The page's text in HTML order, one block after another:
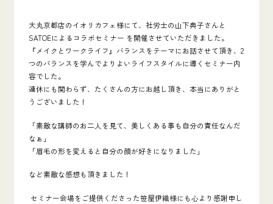
大丸京都店のイオリカフェ様にて、社労士の山下典子さんと
SATOEによるコラボセミナー を開催させていただきました。
『メイクとワークライフ』 バランス をテーマにお話させて頂き、2
つのバランスを学んでよりよいライフスタイルに導くセミナー内
容でした。
連休にも関わらず、たくさんの方にお越し頂き、本当にありがと
うございました！
「素敵な講師のお二人を見て、美しくある事も自分の責任なんだ
なぁ」
「眉毛の形を変えると自分の顔が好きになりました」
など素敵な感想も頂きました！
セミナー会場をご提供くださった笹屋伊織様にも心より感謝申し